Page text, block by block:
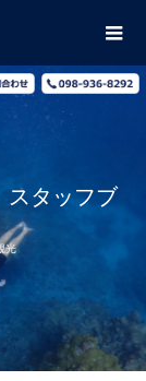
タッフブ
光